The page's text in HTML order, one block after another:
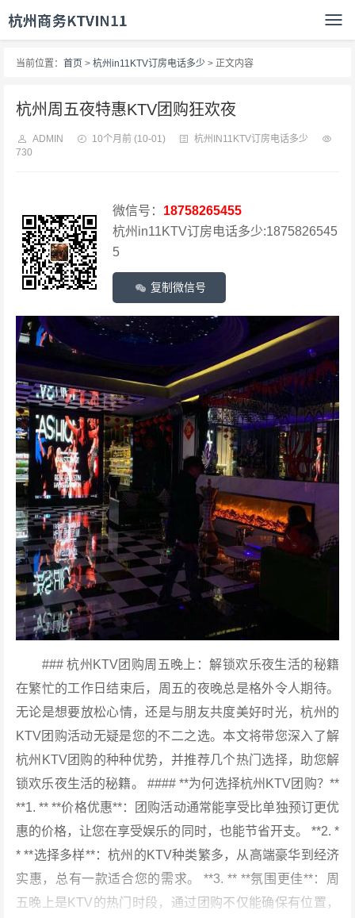
当前位置： 首页 > 杭州in11KTV订房电话多少 > 正文内容
杭州周五夜特惠KTV团购狂欢夜
ADMIN 10个月前 (10-01)
杭州IN11KTV订房电话多少
730
微信号： 18758265455
杭州in11KTV订房电话多少:1875826545
5
复制微信号
### 杭州KTV团购周五晚上：解锁欢乐夜生活的秘籍
在繁忙的工作日结束后，周五的夜晚总是格外令人期待。
无论是想要放松心情，还是与朋友共度美好时光，杭州的
KTV团购活动无疑是您的不二之选。本文将带您深入了解
杭州KTV团购的种种优势，并推荐几个热门选择，助您解
锁欢乐夜生活的秘籍。 #### **为何选择杭州KTV团购？**
**1. ** **价格优惠**：团购活动通常能享受比单独预订更优
惠的价格，让您在享受娱乐的同时，也能节省开支。 **2. *
* **选择多样**：杭州的KTV种类繁多，从高端豪华到经济
实惠，总有一款适合您的需求。 **3. ** **氛围更佳**：周
五晚上是KTV的热门时段，通过团购不仅能确保有位置，